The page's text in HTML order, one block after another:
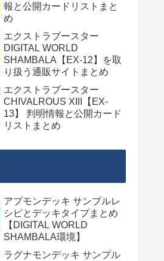
報と公開カードリストまと
め
エクストラブースター
DIGITAL WORLD
SHAMBALA【EX-12】を取
り扱う通販サイトまとめ
エクストラブースター
CHIVALROUS XIII【EX-
13】 判明情報と公開カード
リストまとめ
アプモンデッキ サンプルレ
シピとデッキタイプまとめ
【DIGITAL WORLD
SHAMBALA環境】
ラグナモンデッキ サンプル